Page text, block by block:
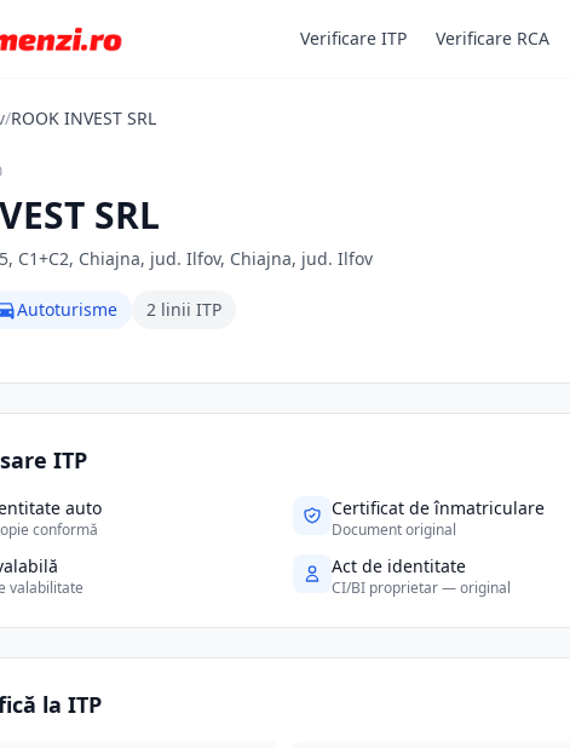
Verificare ITP Verificare RCA
/ROOK INVEST SRL
SRL
C1+C2, Chiajna, jud. Ilfov, Chiajna, jud. Ilfov
Autoturisme 2 linii ITP
ITP
auto
conformă
Certificat de înmatriculare
Document original
valabilitate
Act de identitate
CI/BI proprietar — original
la ITP